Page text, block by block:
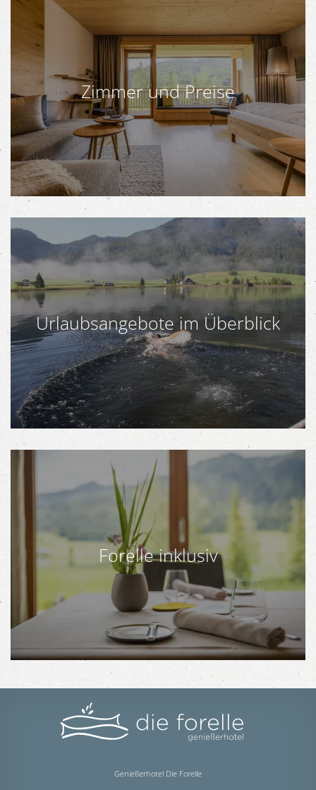
Zimmer und Preise
Urlaubsangebote im Überblick
Forelle inklusiv
Genießerhotel Die Forelle